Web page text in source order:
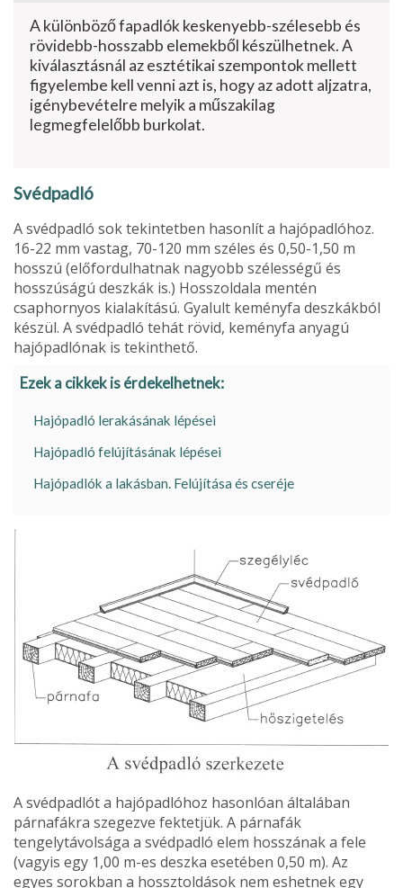
A különböző fapadlók keskenyebb-szélesebb és
rövidebb-hosszabb elemekből készülhet­nek. A
kiválasztásnál az esztétikai szem­pontok mellett
figyelembe kell venni azt is, hogy az adott aljzatra,
igénybevételre melyik a műszakilag
legmegfelelőbb burkolat.
Svédpadló
A svédpadló sok tekintetben hasonlít a hajó­padlóhoz.
16-22 mm vastag, 70-120 mm széles és 0,50-1,50 m
hosszú (előfordulhat­nak nagyobb szélességű és
hosszúságú desz­kák is.) Hosszoldala mentén
csaphornyos kialakítású. Gyalult keményfa deszkákból
készül. A svédpadló tehát rövid, keményfa anyagú
hajópadlónak is tekinthető.
Ezek a cikkek is érdekelhetnek:
Hajópadló lerakásának lépései
Hajópadló felújításának lépései
Hajópadlók a lakásban. Felújítása és cseréje
A svédpadlót a hajópadlóhoz hasonlóan álta­lában
párnafákra szegezve fektetjük. A pár­nafák
tengelytávolsága a svédpadló elem hosszának a fele
(vagyis egy 1,00 m-es deszka esetében 0,50 m). Az
egyes sorokban a hossztoldások nem eshetnek egy